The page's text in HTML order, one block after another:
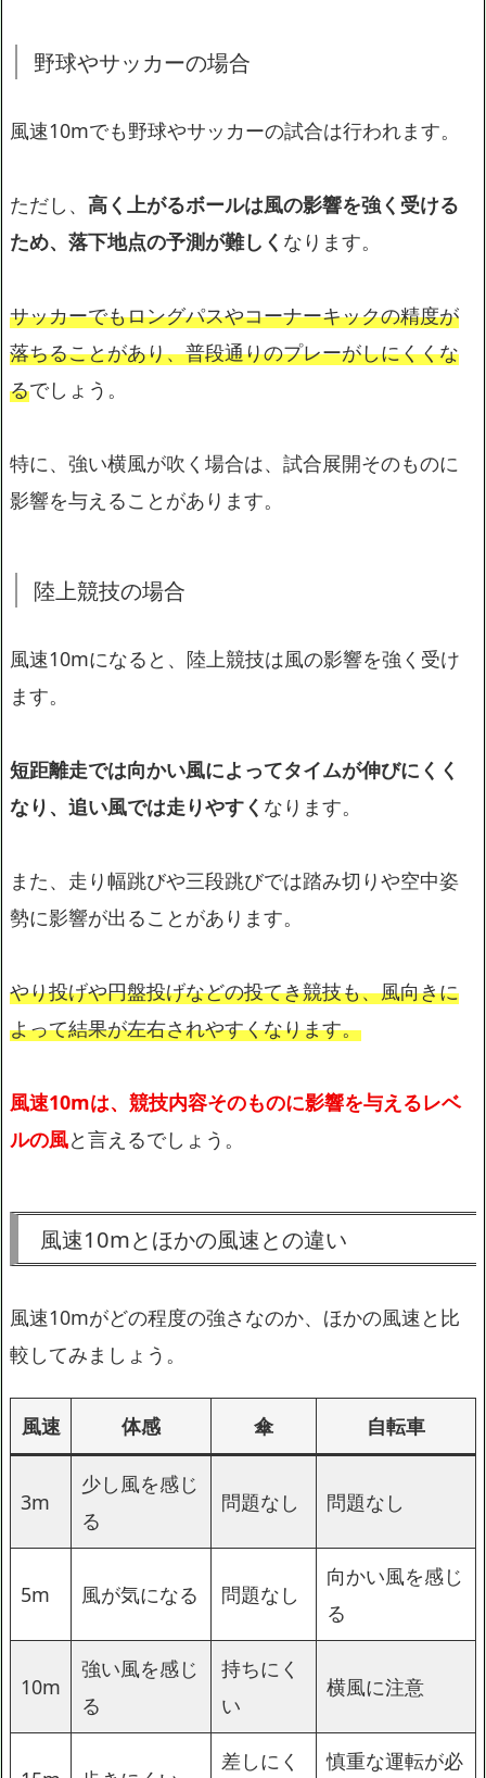
野球やサッカーの場合
風速10mでも野球やサッカーの試合は行われます。
ただし、 高く上がるボールは風の影響を強く受ける
ため、落下地点の予測が難しく なります。
サッカーでもロングパスやコーナーキックの精度が
落ちることがあり、普段通りのプレーがしにくくな
るでしょう。
特に、強い横風が吹く場合は、試合展開そのものに
影響を与えることがあります。
陸上競技の場合
風速10mになると、陸上競技は風の影響を強く受け
ます。
短距離走では向かい風によってタイムが伸びにくく
なり、追い風では走りやすく なります。
また、走り幅跳びや三段跳びでは踏み切りや空中姿
勢に影響が出ることがあります。
やり投げや円盤投げなどの投てき競技も、風向きに
よって結果が左右されやすくなります。
風速10mは、競技内容そのものに影響を与えるレベ
ルの風と言えるでしょう。
風速10mとほかの風速との違い
風速10mがどの程度の強さなのか、ほかの風速と比
較してみましょう。
風速 体感 傘 自転車
3m
少し風を感じ
る
問題なし 問題なし
5m 風が気になる 問題なし
向かい風を感じ
る
10m
強い風を感じ
る
持ちにく
い
横風に注意
差しにく
慎重な運転が必